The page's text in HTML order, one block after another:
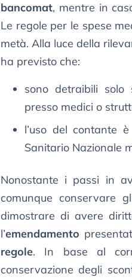
bancomat, mentre in
Le regole per le spese
metà. Alla luce della
ha previsto che:
sono detraibili solo
presso medici o
l’uso del contante
Sanitario Nazionale
Nonostante i passi in
comunque conservare
dimostrare di avere
l’emendamento
regole. In base al
conservazione degli